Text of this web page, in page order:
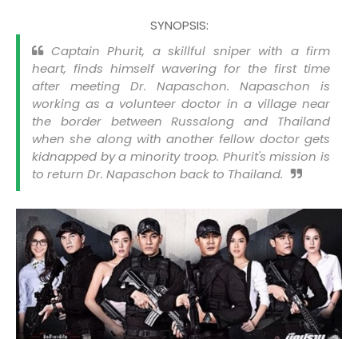
SYNOPSIS:
Captain Phurit, a skillful sniper with a firm
heart, finds himself wavering for the first time
after meeting Dr. Napaschon. Napaschon is
working as a volunteer doctor in a village near
the border between Russalong and Thailand
when she along with another fellow doctor gets
kidnapped by a minority troop. Phurit's mission is
to return Dr. Napaschon back to Thailand.